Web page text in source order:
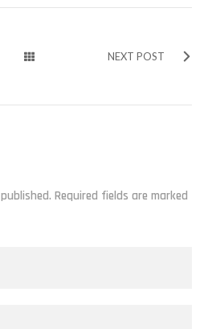
NEXT POST
Required fields are marked